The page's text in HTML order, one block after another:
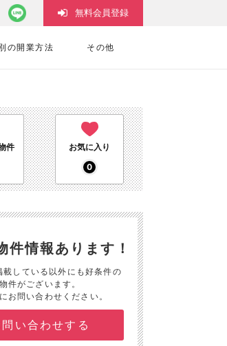
の開業方法 その他
無料会員登録
件
お気に入り
0
件情報あります！
載している以外にも好条件の
物件がございます。
お問い合わせください。
問い合わせする